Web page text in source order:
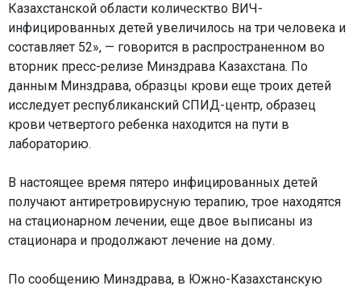
Казахстанской области колическтво ВИЧ-
инфицированных детей увеличилось на три человека и
составляет 52», — говорится в распространенном во
вторник пресс-релизе Минздрава Казахстана. По
данным Минздрава, образцы крови еще троих детей
исследует республиканский СПИД-центр, образец
крови четвертого ребенка находится на пути в
лабораторию.
В настоящее время пятеро инфицированных детей
получают антиретровирусную терапию, трое находятся
на стационарном лечении, еще двое выписаны из
стационара и продолжают лечение на дому.
По сообщению Минздрава, в Южно-Казахстанскую